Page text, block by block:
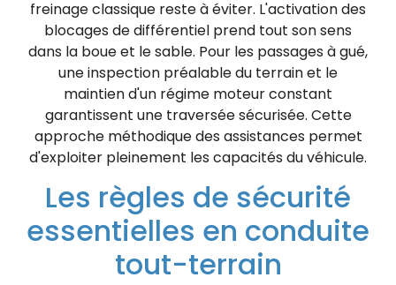
freinage classique reste à éviter. L'activation des
blocages de différentiel prend tout son sens
dans la boue et le sable. Pour les passages à gué,
une inspection préalable du terrain et le
maintien d'un régime moteur constant
garantissent une traversée sécurisée. Cette
approche méthodique des assistances permet
d'exploiter pleinement les capacités du véhicule.
Les règles de sécurité
essentielles en conduite
tout-terrain